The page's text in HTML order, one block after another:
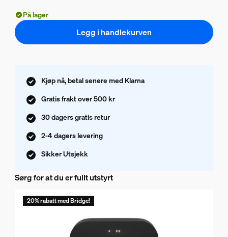
På lager
Legg i handlekurven
Kjøp nå, betal senere med Klarna
Gratis frakt over 500 kr
30 dagers gratis retur
2-4 dagers levering
Sikker Utsjekk
Sørg for at du er fullt utstyrt
20% rabatt med Bridge!